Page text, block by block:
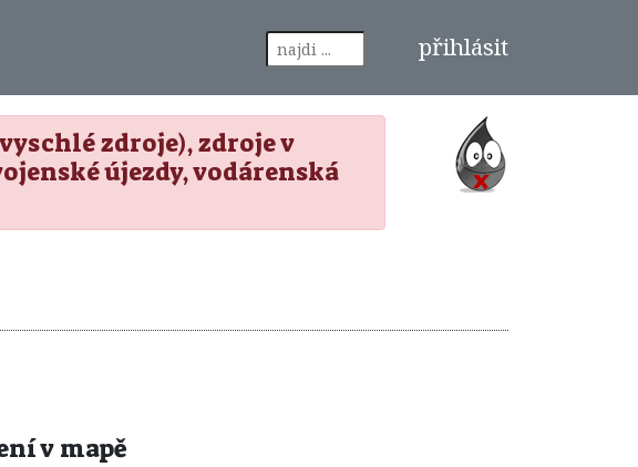
přihlásit
zdroje), zdroje v
újezdy, vodárenská
v mapě